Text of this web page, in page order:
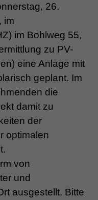
26.
im
im Bohlweg 55,
zu PV-
eine Anlage mit
geplant. Im
die
damit zu
der
optimalen
von
und
ausgestellt. Bitte